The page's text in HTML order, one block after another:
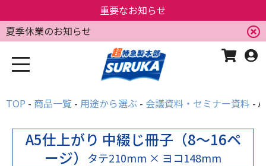
重要なお知らせ
夏季休業のお知らせ
TOP 商品一覧 用途から選ぶ 会議資料・セミナー資料
A5仕上がり 中綴じ冊子（8～16ペ
ージ）
タテ210mm × ヨコ148mm